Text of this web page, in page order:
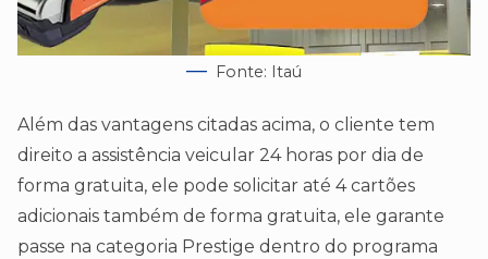
Fonte: Itaú
Além das vantagens citadas acima, o cliente tem
direito a assistência veicular 24 horas por dia de
forma gratuita, ele pode solicitar até 4 cartões
adicionais também de forma gratuita, ele garante
passe na categoria Prestige dentro do programa